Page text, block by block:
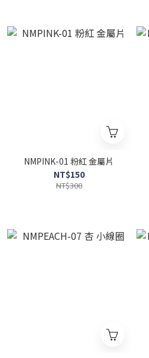
NMPINK-01 粉紅 金屬片
NT$150
NT$300